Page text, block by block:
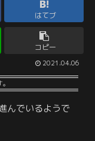
はてブ
コピー
2021.04.06
んでいるようで